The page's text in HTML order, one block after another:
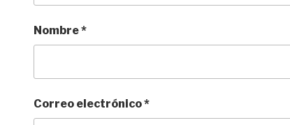
Nombre*
Correo electrónico*